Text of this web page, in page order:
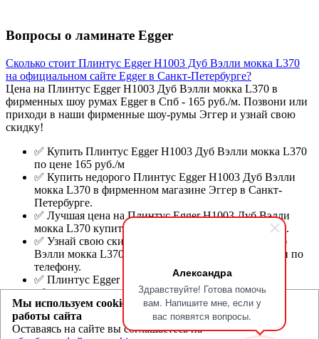
Александра
Здравствуйте! Готова помочь
вам. Напишите мне, если у
вас появятся вопросы.
Вопросы о ламинате Egger
Сколько стоит Плинтус Egger Н1003 Дуб Вэлли мокка L370
на официальном сайте Egger в Санкт-Петербурге?
Цена на Плинтус Egger Н1003 Дуб Вэлли мокка L370 в
фирменных шоу румах Egger в Спб - 165 руб./м. Позвони или
приходи в наши фирменные шоу-румы Эггер и узнай свою
скидку!
✅ Купить Плинтус Egger Н1003 Дуб Вэлли мокка L370
по цене 165 руб./м
✅ Купить недорого Плинтус Egger Н1003 Дуб Вэлли
мокка L370 в фирменном магазине Эггер в Санкт-
Петербурге.
✅ Лучшая цена на Плинтус Egger Н1003 Дуб Вэлли
мокка L370 купить в официальном шоу-руме в Спб.
✅ Узнай свою скидку на Плинтус Egger Н1003 Дуб
Вэлли мокка L370 на официальном сайте Egger или по
телефону.
✅ Плинтус Egger Н1003 Дуб Вэлли мокка L370 -
образцы во всех официальных фирменных магазинах
Еггер.
Egger.spb.ru - магазин ламината Эггер и Ever Sense в Санкт-
Мы используем cookie для улучшения
работы сайта
Оставаясь на сайте вы соглашаетесь на